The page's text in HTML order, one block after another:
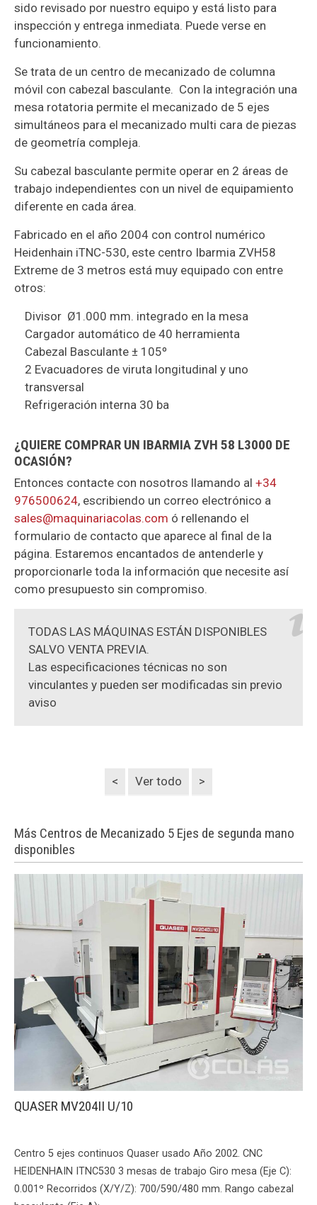
sido revisado por nuestro equipo y está listo para
inspección y entrega inmediata. Puede verse en
funcionamiento.
Se trata de un centro de mecanizado de columna
móvil con cabezal basculante. Con la integración una
mesa rotatoria permite el mecanizado de 5 ejes
simultáneos para el mecanizado multi cara de piezas
de geometría compleja.
Su cabezal basculante permite operar en 2 áreas de
trabajo independientes con un nivel de equipamiento
diferente en cada área.
Fabricado en el año 2004 con control numérico
Heidenhain iTNC-530, este centro Ibarmia ZVH58
Extreme de 3 metros está muy equipado con entre
otros:
Divisor Ø1.000 mm. integrado en la mesa
Cargador automático de 40 herramienta
Cabezal Basculante ± 105º
2 Evacuadores de viruta longitudinal y uno
transversal
Refrigeración interna 30 ba
¿QUIERE COMPRAR UN IBARMIA ZVH 58 L3000 DE
OCASIÓN?
Entonces contacte con nosotros llamando al +34
976500624, escribiendo un correo electrónico a
sales@maquinariacolas.com ó rellenando el
formulario de contacto que aparece al final de la
página. Estaremos encantados de antenderle y
proporcionarle toda la información que necesite así
como presupuesto sin compromiso.
TODAS LAS MÁQUINAS ESTÁN DISPONIBLES
SALVO VENTA PREVIA.
Las especificaciones técnicas no son
vinculantes y pueden ser modificadas sin previo
aviso
< Ver todo >
Más Centros de Mecanizado 5 Ejes de segunda mano
disponibles
QUASER MV204II U/10
Centro 5 ejes continuos Quaser usado Año 2002. CNC
HEIDENHAIN ITNC530 3 mesas de trabajo Giro mesa (Eje C):
0.001º Recorridos (X/Y/Z): 700/590/480 mm. Rango cabezal